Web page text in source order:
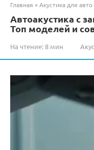
Главная »Акустика для авто
Автоакустика с
Топ моделей и
На чтение: 8 мин